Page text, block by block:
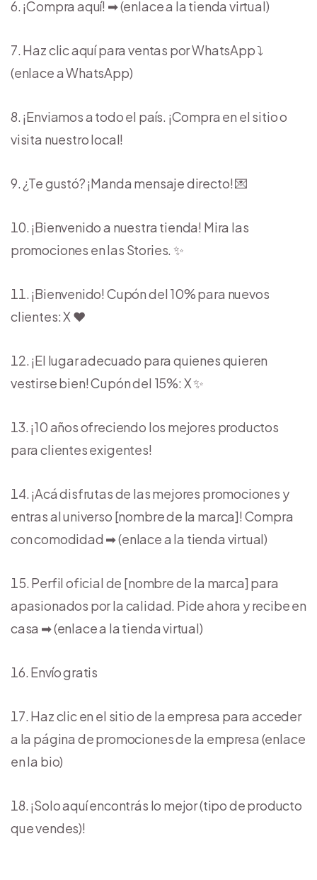
¡Compra aquí! ➡︎ (enlace a la tienda virtual)
Haz clic aquí para ventas por WhatsApp ⤵
(enlace a WhatsApp)
¡Enviamos a todo el país. ¡Compra en el sitio o
visita nuestro local!
¿Te gustó? ¡Manda mensaje directo! 💌
¡Bienvenido a nuestra tienda! Mira las
promociones en las Stories. ✨
¡Bienvenido! Cupón del 10% para nuevos
clientes: X ❤️
¡El lugar adecuado para quienes quieren
vestirse bien! Cupón del 15%: X ✨
¡10 años ofreciendo los mejores productos
para clientes exigentes!
¡Acá disfrutas de las mejores promociones y
entras al universo [nombre de la marca]! Compra
con comodidad ➡︎ (enlace a la tienda virtual)
Perfil oficial de [nombre de la marca] para
apasionados por la calidad. Pide ahora y recibe en
casa ➡︎ (enlace a la tienda virtual)
Envío gratis
Haz clic en el sitio de la empresa para acceder
a la página de promociones de la empresa (enlace
en la bio)
¡Solo aquí encontrás lo mejor (tipo de producto
que vendes)!